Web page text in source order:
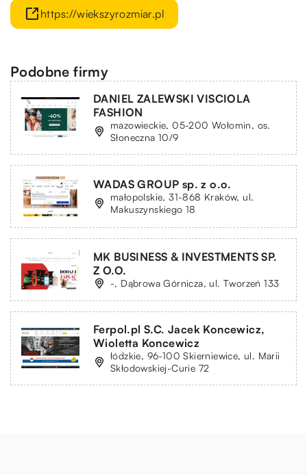
https://wiekszyrozmiar.pl
Podobne firmy
DANIEL ZALEWSKI VISCIOLA
FASHION
mazowieckie, 05-200 Wołomin, os.
Słoneczna 10/9
WADAS GROUP sp. z o.o.
małopolskie, 31-868 Kraków, ul.
Makuszynskiego 18
MK BUSINESS & INVESTMENTS SP.
Z O.O.
-, Dąbrowa Górnicza, ul. Tworzeń 133
Ferpol.pl S.C. Jacek Koncewicz,
Wioletta Koncewicz
łódzkie, 96-100 Skierniewice, ul. Marii
Skłodowskiej-Curie 72